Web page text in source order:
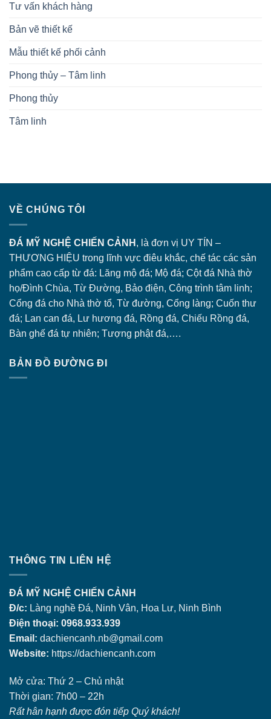
Tư vấn khách hàng
Bản vẽ thiết kế
Mẫu thiết kế phối cảnh
Phong thủy – Tâm linh
Phong thủy
Tâm linh
VỀ CHÚNG TÔI
ĐÁ MỸ NGHỆ CHIẾN CẢNH , là đơn vị UY TÍN –
THƯƠNG HIỆU trong lĩnh vực điêu khắc, chế tác các sản
phẩm cao cấp từ đá: Lăng mộ đá; Mộ đá; Cột đá Nhà thờ
họ/Đình Chùa, Từ Đường, Bảo điện, Công trình tâm linh;
Cổng đá cho Nhà thờ tổ, Từ đường, Cổng làng; Cuốn thư
đá; Lan can đá, Lư hương đá, Rồng đá, Chiếu Rồng đá,
Bàn ghế đá tự nhiên; Tượng phật đá,….
BẢN ĐỒ ĐƯỜNG ĐI
THÔNG TIN LIÊN HỆ
ĐÁ MỸ NGHỆ CHIẾN CẢNH
Đ/c: Làng nghề Đá, Ninh Vân, Hoa Lư, Ninh Bình
Điện thoại: 0968.933.939
Email: dachiencanh.nb@gmail.com
Website: https://dachiencanh.com
Mở cửa: Thứ 2 – Chủ nhật
Thời gian: 7h00 – 22h
Rất hân hạnh được đón tiếp Quý khách!